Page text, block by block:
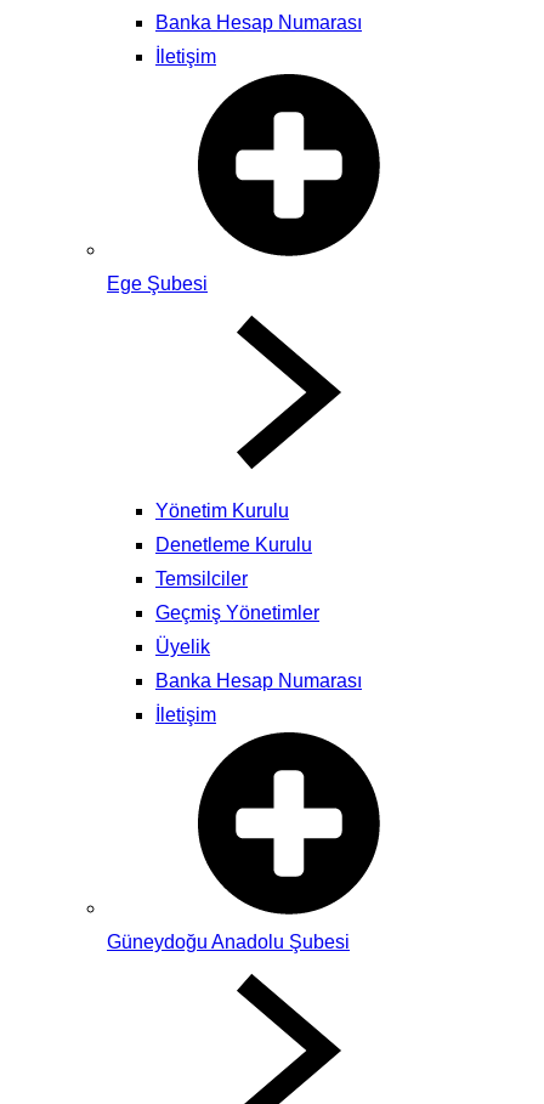
Banka Hesap Numarası
İletişim
Ege Şubesi
Yönetim Kurulu
Denetleme Kurulu
Temsilciler
Geçmiş Yönetimler
Üyelik
Banka Hesap Numarası
İletişim
Güneydoğu Anadolu Şubesi